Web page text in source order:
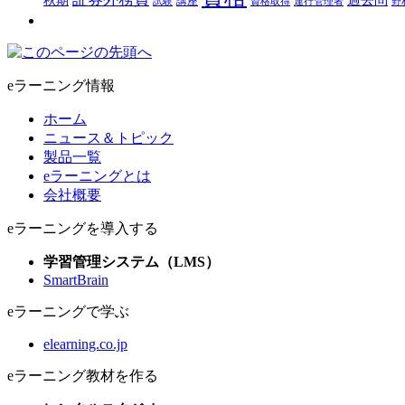
eラーニング情報
ホーム
ニュース＆トピック
製品一覧
eラーニングとは
会社概要
eラーニングを導入する
学習管理システム（LMS）
SmartBrain
eラーニングで学ぶ
elearning.co.jp
eラーニング教材を作る